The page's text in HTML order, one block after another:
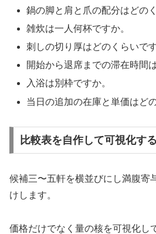
鍋の脚と肩と爪の配分はどの
雑炊は一人何杯ですか。
刺しの切り厚はどのくらいです
開始から退席までの滞在時間
入浴は別枠ですか。
当日の追加の在庫と単価はど
比較表を自作して可視化する
候補三〜五軒を横並びにし満腹寄
けします。
価格だけでなく量の核を可視化し